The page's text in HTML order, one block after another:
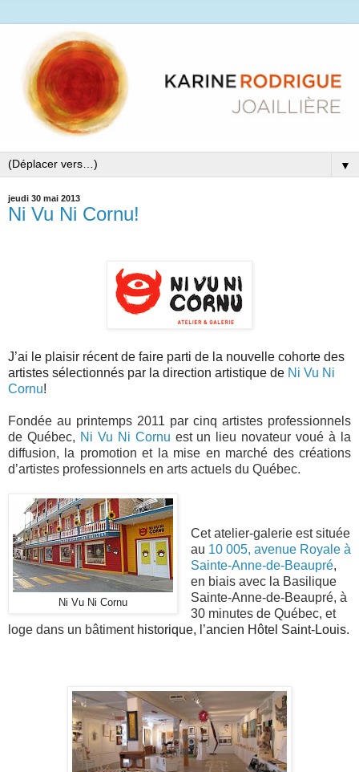
▼
jeudi 30 mai 2013
Ni Vu Ni Cornu!
J’ai le plaisir récent de faire parti de la nouvelle cohorte des
artistes sélectionnés par la direction artistique de Ni Vu Ni
Cornu!
Fondée au printemps 2011 par cinq artistes professionnels
de Québec, Ni Vu Ni Cornu est un lieu novateur voué à la
diffusion, la promotion et la mise en marché des créations
d’artistes professionnels en arts actuels du Québec.
Ni Vu Ni Cornu
Cet atelier-galerie est située
au 10 005, avenue Royale à
Sainte-Anne-de-Beaupré,
en biais avec la Basilique
Sainte-Anne-de-Beaupré, à
30 minutes de Québec, et
loge dans un bâtiment historique, l’ancien Hôtel Saint-Louis.